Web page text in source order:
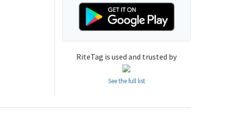
RiteTag is used and trusted by
See the full list